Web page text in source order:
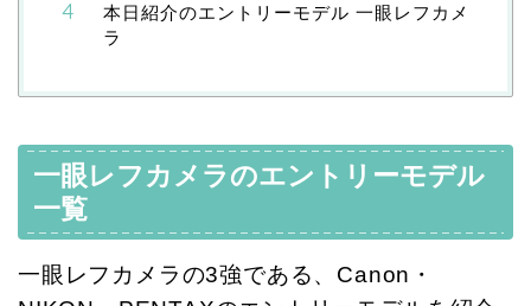
本日紹介のエントリーモデル 一眼レフカメ
ラ
一眼レフカメラのエントリーモデル
一覧
一眼レフカメラの3強である、Canon・